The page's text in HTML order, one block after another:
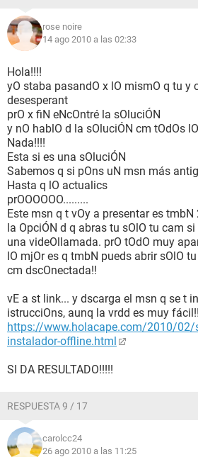
rose noire
14 ago 2010 a las 02:33
Hola!!!!
yO staba pasandO x lO mismO q tu y
desesperant
prO x fiN eNcOntré la sOluciÓN
y nO hablO d la sOluciÓN cm tOdOs
Nada!!!!
Esta si es una sOluciÓN
Sabemos q si pOns uN msn más
Hasta q lO actualics
prOOOOOO.........
Este msn q t vOy a presentar es tmbN
la OpciÓN d q abras tu sOlO tu cam
una videOllamada. prO tOdO muy
lO mjOr es q tmbN pueds abrir sOlO
cm dscOnectada!!
vE a st link... y dscarga el msn q se t
istrucciOns, aunq la vrdd es muy
https://www.holacape.com/2010/02/
instalador-offline.html
SI DA RESULTADO!!!!!
RESPUESTA 9 / 17
carolcc24
26 ago 2010 a las 11:25